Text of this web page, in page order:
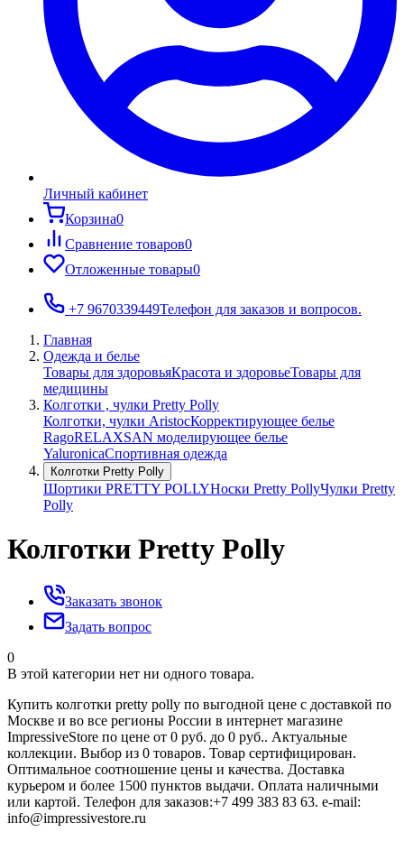
Личный кабинет
Корзина0
Сравнение товаров0
Отложенные товары0
+7 9670339449Телефон для заказов и вопросов.
Главная
Одежда и белье
Товары для здоровьяКрасота и здоровьеТовары для
медицины
Колготки , чулки Pretty Polly
Колготки, чулки AristocКорректирующее белье
RagoRELAXSAN моделирующее белье
YaluroniсaСпортивная одежда
Колготки Pretty Polly
Шортики PRETTY POLLYНоски Pretty PollyЧулки Pretty
Polly
Колготки Pretty Polly
Заказать звонок
Задать вопрос
0
В этой категории нет ни одного товара.
Купить колготки pretty polly по выгодной цене с доставкой по
Москве и во все регионы России в интернет магазине
ImpressiveStore по цене от 0 руб. до 0 руб.. Актуальные
коллекции. Выбор из 0 товаров. Товар сертифицирован.
Оптимальное соотношение цены и качества. Доставка
курьером и более 1500 пунктов выдачи. Оплата наличными
или картой. Телефон для заказов:+7 499 383 83 63. e-mail:
info@impressivestore.ru